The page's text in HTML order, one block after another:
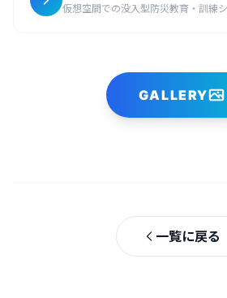
仮想空間での没入型防災教育・訓練
GALLERY
一覧に戻る